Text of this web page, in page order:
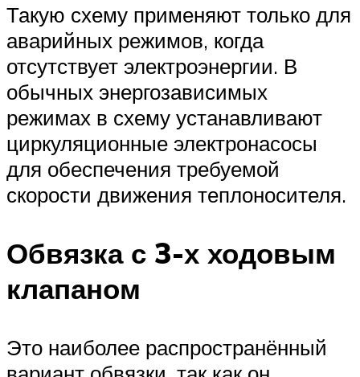
Такую схему применяют только для
аварийных режимов, когда
отсутствует электроэнергии. В
обычных энергозависимых
режимах в схему устанавливают
циркуляционные электронасосы
для обеспечения требуемой
скорости движения теплоносителя.
Обвязка с 3-х ходовым
клапаном
Это наиболее распространённый